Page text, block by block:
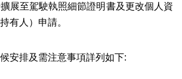
展至駕駛執照細節證明書及更改個人資
有人）申請。
安排及需注意事項詳列如下: